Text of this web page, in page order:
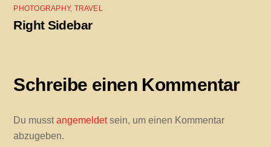
PHOTOGRAPHY, TRAVEL
Right Sidebar
Schreibe einen Kommentar
Du musstangemeldetsein, um einen Kommentar
abzugeben.